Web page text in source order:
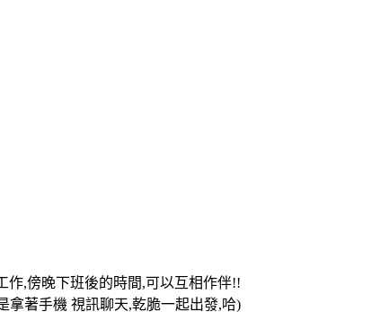
作,傍晚下班後的時間,可以互相作伴!!
拿著手機 視訊聊天,乾脆一起出發,哈)